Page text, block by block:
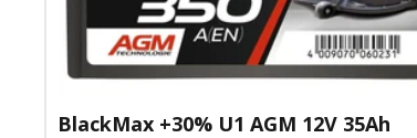
BlackMax +30% U1 AGM 12V 35Ah